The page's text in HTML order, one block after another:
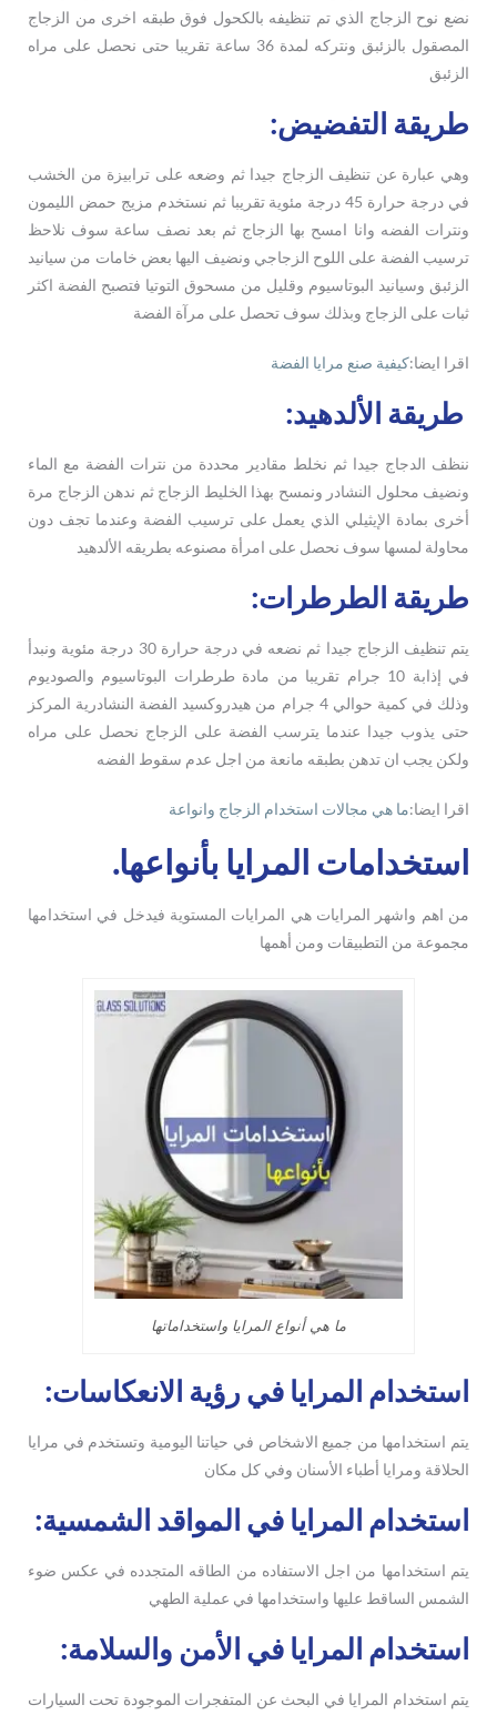
نضع نوح الزجاج الذي تم تنظيفه بالكحول فوق طبقه اخرى من الزجاج
المصقول بالزئبق ونتركه لمدة 36 ساعة تقريبا حتى نحصل على مراه
الزئبق
طريقة التفضيض:
وهي عبارة عن تنظيف الزجاج جيدا ثم وضعه على ترابيزة من الخشب
في درجة حرارة 45 درجة مئوية تقريبا ثم نستخدم مزيج حمض الليمون
ونترات الفضه وانا امسح بها الزجاج ثم بعد نصف ساعة سوف نلاحظ
ترسيب الفضة على اللوح الزجاجي ونضيف اليها بعض خامات من سيانيد
الزئبق وسيانيد البوتاسيوم وقليل من مسحوق التوتيا فتصبح الفضة اكثر
ثبات على الزجاج وبذلك سوف تحصل على مرآة الفضة
اقرا ايضا:كيفية صنع مرايا الفضة
طريقة الألدهيد:
ننظف الدجاج جيدا ثم نخلط مقادير محددة من نترات الفضة مع الماء
ونضيف محلول النشادر ونمسح بهذا الخليط الزجاج ثم ندهن الزجاج مرة
أخرى بمادة الإيثيلي الذي يعمل على ترسيب الفضة وعندما تجف دون
محاولة لمسها سوف نحصل على امرأة مصنوعه بطريقه الألدهيد
طريقة الطرطرات:
يتم تنظيف الزجاج جيدا ثم نضعه في درجة حرارة 30 درجة مئوية ونبدأ
في إذابة 10 جرام تقريبا من مادة طرطرات البوتاسيوم والصوديوم
وذلك في كمية حوالي 4 جرام من هيدروكسيد الفضة النشادرية المركز
حتى يذوب جيدا عندما يترسب الفضة على الزجاج نحصل على مراه
ولكن يجب ان تدهن بطبقه مانعة من اجل عدم سقوط الفضه
اقرا ايضا:ما هي مجالات استخدام الزجاج وانواعة
استخدامات المرايا بأنواعها.
من اهم واشهر المرايات هي المرايات المستوية فيدخل في استخدامها
مجموعة من التطبيقات ومن أهمها
ما هي أنواع المرايا واستخداماتها
استخدام المرايا في رؤية الانعكاسات:
يتم استخدامها من جميع الاشخاص في حياتنا اليومية وتستخدم في مرايا
الحلاقة ومرايا أطباء الأسنان وفي كل مكان
استخدام المرايا في المواقد الشمسية:
يتم استخدامها من اجل الاستفاده من الطاقه المتجدده في عكس ضوء
الشمس الساقط عليها واستخدامها في عملية الطهي
استخدام المرايا في الأمن والسلامة:
يتم استخدام المرايا في البحث عن المتفجرات الموجودة تحت السيارات